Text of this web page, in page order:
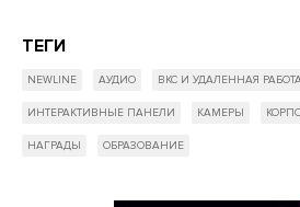
ТЕГИ
NEWLINE АУДИО ВКС И УДАЛЕННАЯ
ИНТЕРАКТИВНЫЕ ПАНЕЛИ КАМЕРЫ
НАГРАДЫ ОБРАЗОВАНИЕ